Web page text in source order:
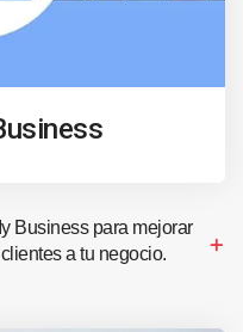
Business para mejorar
a tu negocio.